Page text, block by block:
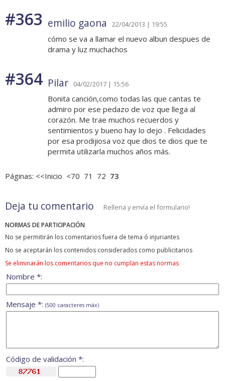
#363 emilio gaona 22/04/2013 | 19:55
cómo se va a llamar el nuevo albun despues de
drama y luz muchachos
#364 Pilar 04/02/2017 | 15:56
Bonita canción,como todas las que cantas te
admiro por ese pedazo de voz que llega al
corazón. Me trae muchos recuerdos y
sentimientos y bueno hay lo dejo . Felicidades
por esa prodijiosa voz que dios te dios que te
permita utilizarla muchos años más.
Páginas: <<Inicio <70 71 72 73
Deja tu comentario Rellena y envía el formulario!
NORMAS DE PARTICIPACIÓN
No se permitirán los comentarios fuera de tema ó injuriantes
No se aceptarán los contenidos considerados como publicitarios
Se eliminarán los comentarios que no cumplan estas normas
Nombre *:
Mensaje *: (500 caracteres máx)
Código de validación *: